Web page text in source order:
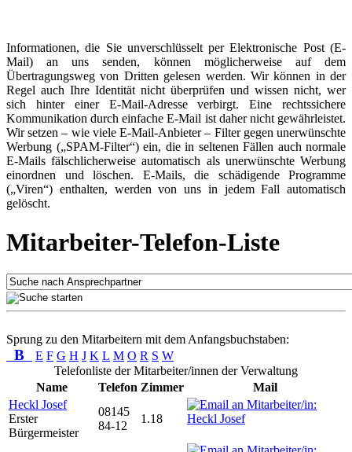
Informationen, die Sie unverschlüsselt per Elektronische Post (E-
Mail) an uns senden, können möglicherweise auf dem
Übertragungsweg von Dritten gelesen werden. Wir können in der
Regel auch Ihre Identität nicht überprüfen und wissen nicht, wer
sich hinter einer E-Mail-Adresse verbirgt. Eine rechtssichere
Kommunikation durch einfache E-Mail ist daher nicht gewährleistet.
Wir setzen – wie viele E-Mail-Anbieter – Filter gegen unerwünschte
Werbung („SPAM-Filter“) ein, die in seltenen Fällen auch normale
E-Mails fälschlicherweise automatisch als unerwünschte Werbung
einordnen und löschen. E-Mails, die schädigende Programme
(„Viren“) enthalten, werden von uns in jedem Fall automatisch
gelöscht.
Mitarbeiter-Telefon-Liste
Sprung zu den Mitarbeitern mit dem Anfangsbuchstaben:
B E F G H J K L M O R S W
Telefonliste der Mitarbeiter/innen der Verwaltung
Name
Telefon Zimmer
Mail
Heckl Josef
Erster
Bürgermeister
08145
84-12
1.18